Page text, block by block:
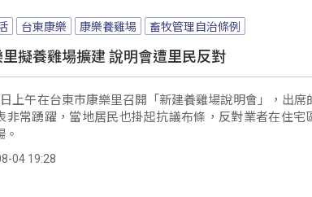
台東康樂 康樂養雞場 畜牧管理自治條例
擬養雞場擴建 說明會遭里民反對
上午在台東市康樂里召開「新建養雞場說明會」，出席
非常踴躍，當地居民也掛起抗議布條，反對業者在住宅
04 19:28